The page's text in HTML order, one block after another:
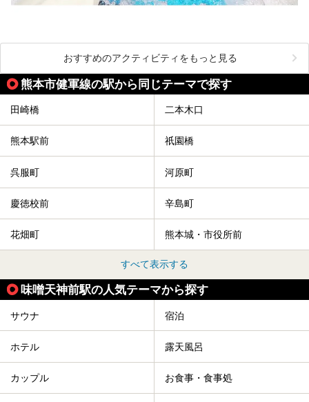
おすすめのアクティビティをもっと見る
熊本市健軍線の駅から同じテーマで探す
田崎橋 二本木口
熊本駅前 祇園橋
呉服町 河原町
慶徳校前 辛島町
花畑町 熊本城・市役所前
すべて表示する
味噌天神前駅の人気テーマから探す
サウナ 宿泊
ホテル 露天風呂
カップル お食事・食事処